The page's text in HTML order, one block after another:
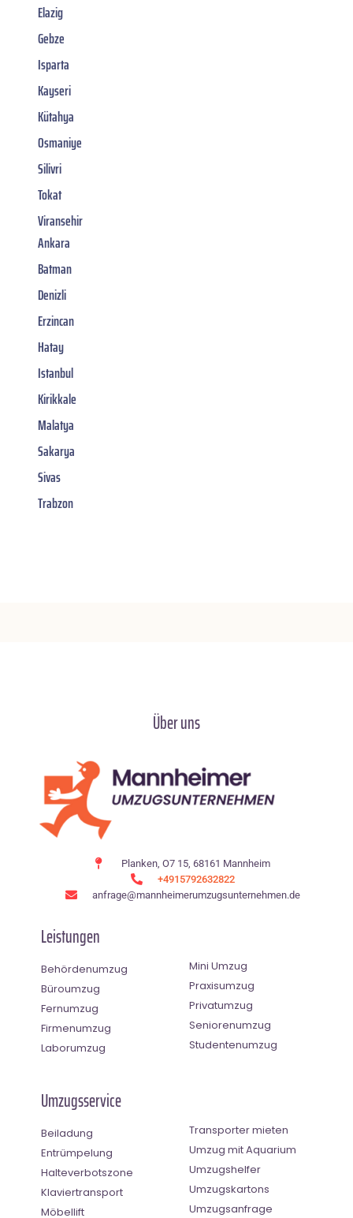
Elazig
Gebze
Isparta
Kayseri
Kütahya
Osmaniye
Silivri
Tokat
Viransehir
Ankara
Batman
Denizli
Erzincan
Hatay
Istanbul
Kirikkale
Malatya
Sakarya
Sivas
Trabzon
Über uns
Planken, O7 15, 68161 Mannheim
+4915792632822
anfrage@mannheimerumzugsunternehmen.de
Leistungen
Behördenumzug
Büroumzug
Fernumzug
Firmenumzug
Laborumzug
Mini Umzug
Praxisumzug
Privatumzug
Seniorenumzug
Studentenumzug
Umzugsservice
Beiladung
Entrümpelung
Halteverbotszone
Klaviertransport
Möbellift
Transporter mieten
Umzug mit Aquarium
Umzugshelfer
Umzugskartons
Umzugsanfrage